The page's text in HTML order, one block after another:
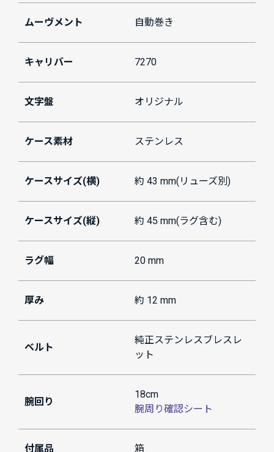
ムーヴメント 自動巻き
キャリバー 7270
文字盤 オリジナル
ケース素材 ステンレス
ケースサイズ(横) 約 43 mm(リューズ別)
ケースサイズ(縦) 約 45 mm(ラグ含む)
ラグ幅 20 mm
厚み 約 12 mm
ベルト
純正ステンレスブレスレ
ット
腕回り
18cm
腕周り確認シート
付属品 箱